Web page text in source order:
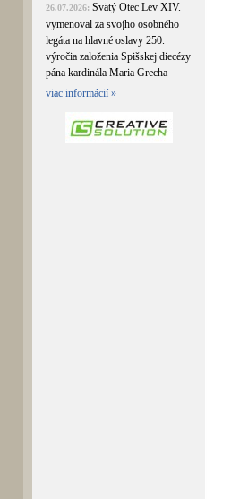
26.07.2026: Svätý Otec Lev XIV.
vymenoval za svojho osobného
legáta na hlavné oslavy 250.
výročia založenia Spišskej diecézy
pána kardinála Maria Grecha
viac informácií »